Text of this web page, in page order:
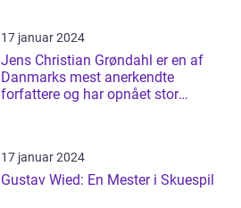
17 januar 2024
Jens Christian Grøndahl er en af
Danmarks mest anerkendte
forfattere og har opnået stor
17 januar 2024
Gustav Wied: En Mester i Skuespil